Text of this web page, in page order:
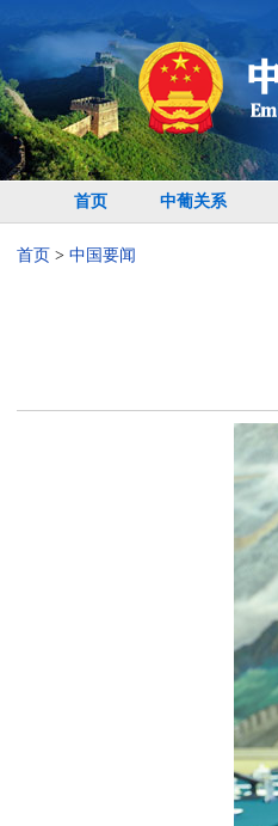
首页 中葡关系
首页 > 中国要闻